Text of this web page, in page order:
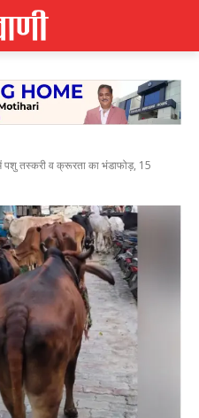
पशु तस्करी व क्रूरता का भंडाफोड़, 15